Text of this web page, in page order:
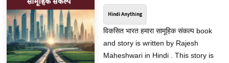
Hindi Anything
विकसित भारत हमारा सामूहिक संकल्प book
and story is written by Rajesh
Maheshwari in Hindi . This story is